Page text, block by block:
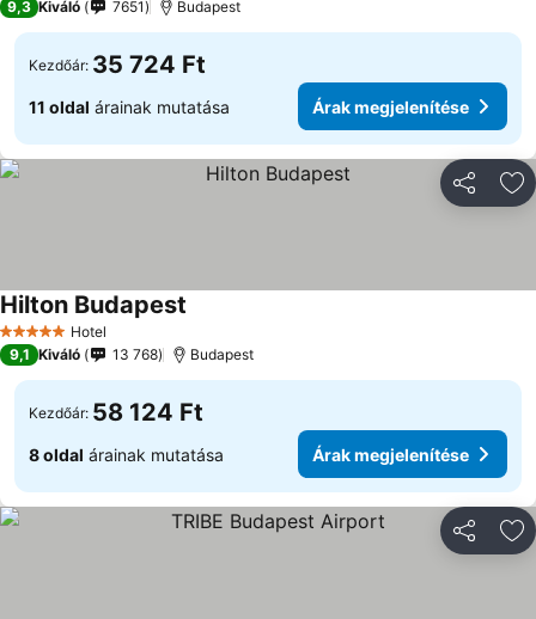
9,3 Kiváló 7651 Budapest
Kezdőár: 35 724 Ft
11 oldal árainak mutatása Árak megjelenítése
5 KategóriaHotel
Hilton Budapest
9,1 Kiváló 13 768 Budapest
Kezdőár: 58 124 Ft
8 oldal árainak mutatása Árak megjelenítése